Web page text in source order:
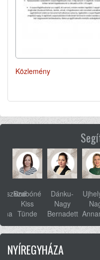
Közlemény
Szabóné
Kiss
Tünde
Dánku-
Nagy
Bernadett
NYÍREGYHÁZA